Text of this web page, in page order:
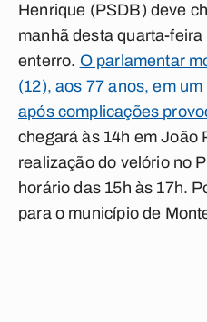
Henrique (PSDB) deve
manhã desta quarta-
enterro. O parlamentar
(12), aos 77 anos, em
após complicações
chegará às 14h em João
realização do velório no
horário das 15h às 17h.
para o município de